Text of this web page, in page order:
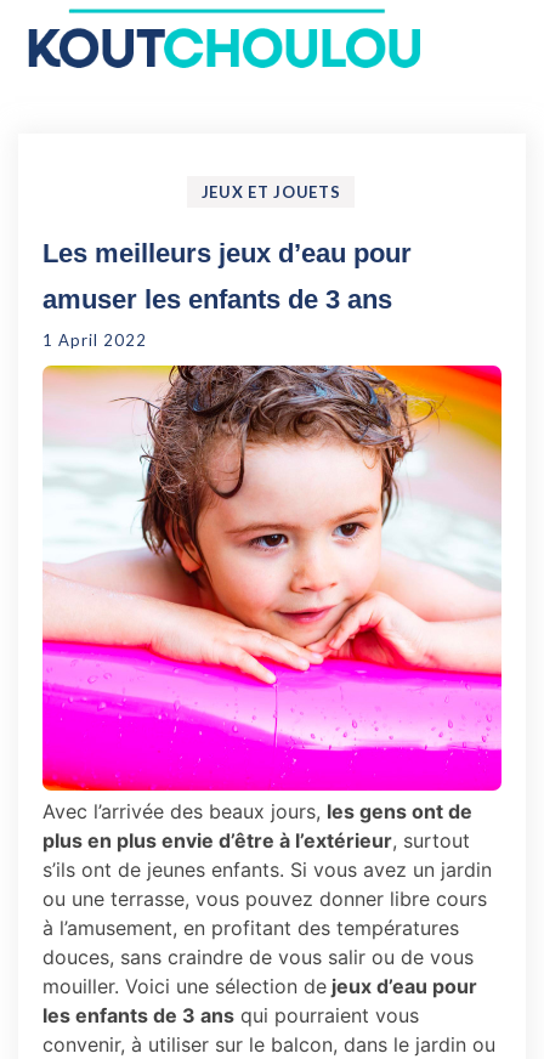
JEUX ET JOUETS
Les meilleurs jeux d’eau pour
amuser les enfants de 3 ans
1 April 2022
Avec l’arrivée des beaux jours, les gens ont de
plus en plus envie d’être à l’extérieur, surtout
s’ils ont de jeunes enfants. Si vous avez un jardin
ou une terrasse, vous pouvez donner libre cours
à l’amusement, en profitant des températures
douces, sans craindre de vous salir ou de vous
mouiller. Voici une sélection de jeux d’eau pour
les enfants de 3 ans qui pourraient vous
convenir, à utiliser sur le balcon, dans le jardin ou